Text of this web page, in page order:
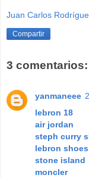
Juan Carlos
Compartir
3 comentarios:
yanmaneee
lebron 18
air jordan
steph curry
lebron shoes
stone island
moncler